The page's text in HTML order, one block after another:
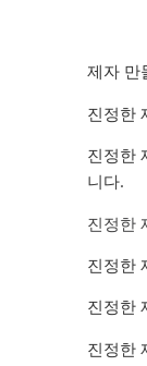
제자 만
진정한
진정한
니다.
진정한
진정한
진정한
진정한